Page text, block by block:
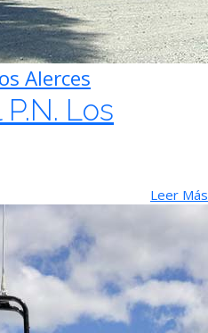
Alerces
Los
Leer Más